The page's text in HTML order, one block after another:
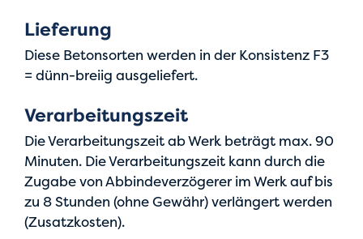
Lieferung
Diese Betonsorten werden in der Konsistenz F3
= dünn-breiig ausgeliefert.
Verarbeitungszeit
Die Verarbeitungszeit ab Werk beträgt max. 90
Minuten. Die Verarbeitungszeit kann durch die
Zugabe von Abbindeverzögerer im Werk auf bis
zu 8 Stunden (ohne Gewähr) verlängert werden
(Zusatzkosten).